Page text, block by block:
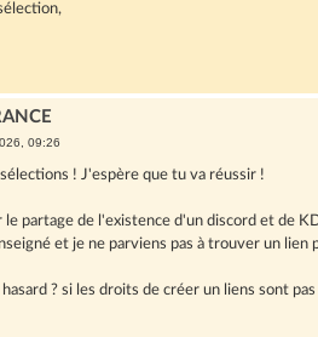
09:26
! J'espère que tu va réussir !
le partage de l'existence d'un discord et de
et je ne parviens pas à trouver un
? si les droits de créer un liens sont